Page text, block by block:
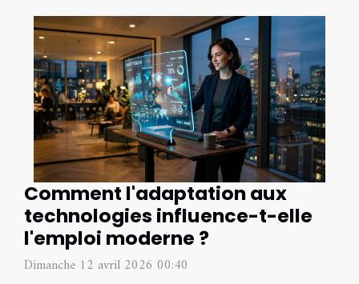
Comment l'adaptation aux
technologies influence-t-elle
l'emploi moderne ?
Dimanche 12 avril 2026 00:40